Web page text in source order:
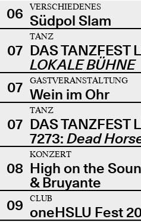
06
VERSCHIEDENES
Südpol Slam
07
TANZ
DAS TANZFEST
LOKALE BÜHNE
07
GASTVERANSTALTUNG
Wein im Ohr
07
TANZ
DAS TANZFEST
7273: Dead
08
KONZERT
High on the
& Bruyante
09
CLUB
oneHSLU Fest